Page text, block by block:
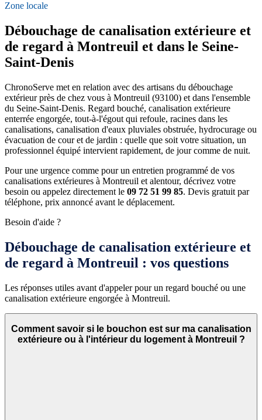
Zone locale
Débouchage de canalisation extérieure et
de regard à Montreuil et dans le Seine-
Saint-Denis
ChronoServe met en relation avec des artisans du débouchage
extérieur près de chez vous à Montreuil (93100) et dans l'ensemble
du Seine-Saint-Denis. Regard bouché, canalisation extérieure
enterrée engorgée, tout-à-l'égout qui refoule, racines dans les
canalisations, canalisation d'eaux pluviales obstruée, hydrocurage ou
évacuation de cour et de jardin : quelle que soit votre situation, un
professionnel équipé intervient rapidement, de jour comme de nuit.
Pour une urgence comme pour un entretien programmé de vos
canalisations extérieures à Montreuil et alentour, décrivez votre
besoin ou appelez directement le 09 72 51 99 85. Devis gratuit par
téléphone, prix annoncé avant le déplacement.
Besoin d'aide ?
Débouchage de canalisation extérieure et
de regard à Montreuil : vos questions
Les réponses utiles avant d'appeler pour un regard bouché ou une
canalisation extérieure engorgée à Montreuil.
Comment savoir si le bouchon est sur ma canalisation
extérieure ou à l'intérieur du logement à Montreuil ?